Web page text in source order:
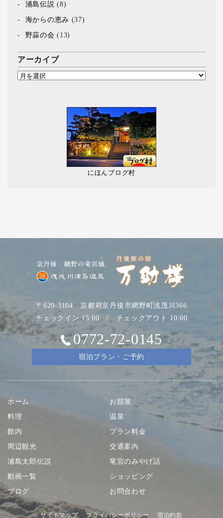
浦島伝説 (8)
海からの恵み (37)
野蒜の会 (13)
アーカイブ
にほんブログ村
〒629-3104 京都府京丹後市網野町浅茂川366
チェックイン 15:00 / チェックアウト 10:00
0772-72-0145
宿泊プラン・ご予約
ホーム
お部屋
料理
温泉
館内
プラン料金
周辺観光
交通案内
浦島太郎伝説
竜宮のみやげ話
動画一覧
ショッピング
ブログ
お問合わせ
サイトマップ プライバシーポリシー 宿泊約款